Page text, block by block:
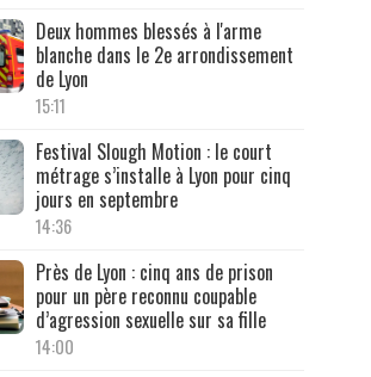
Deux hommes blessés à l'arme
blanche dans le 2e arrondissement
de Lyon
15:11
Festival Slough Motion : le court
métrage s’installe à Lyon pour cinq
jours en septembre
14:36
Près de Lyon : cinq ans de prison
pour un père reconnu coupable
d’agression sexuelle sur sa fille
14:00